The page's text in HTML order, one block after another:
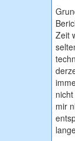
Zeit
mir